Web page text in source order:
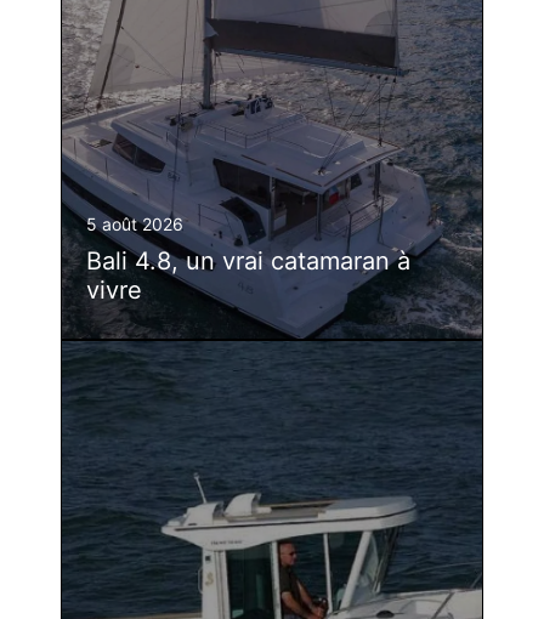
5 août 2026
Bali 4.8, un vrai catamaran à
vivre